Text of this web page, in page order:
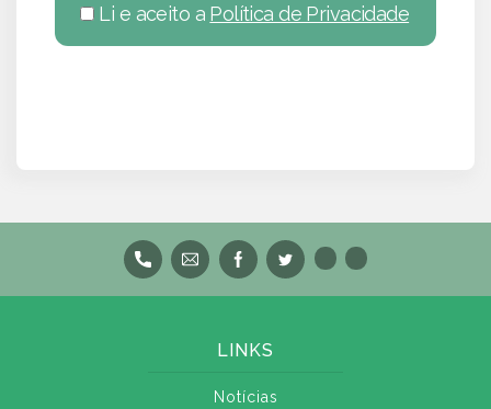
Li e aceito a Política de Privacidade
LINKS
Notícias